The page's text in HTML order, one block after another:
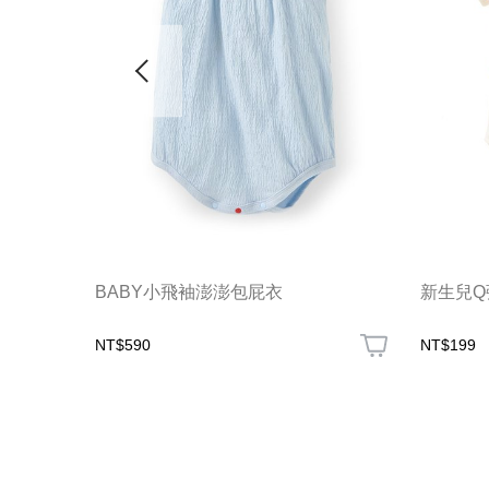
BABY小飛袖澎澎包屁衣
NT$590
新生兒
NT$199